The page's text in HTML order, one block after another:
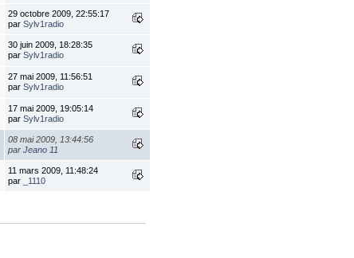
29 octobre 2009, 22:55:17
parSylv1radio
30 juin 2009, 18:28:35
parSylv1radio
27 mai 2009, 11:56:51
parSylv1radio
17 mai 2009, 19:05:14
parSylv1radio
08 mai 2009, 13:44:56
parJeano 11
11 mars 2009, 11:48:24
par
_1110